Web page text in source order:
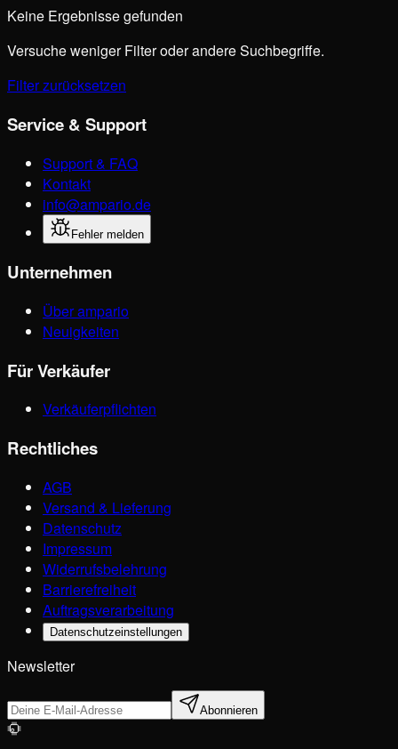
Keine Ergebnisse gefunden
Versuche weniger Filter oder andere Suchbegriffe.
Filter zurücksetzen
Service & Support
Support & FAQ
Kontakt
info@ampario.de
Fehler melden
Unternehmen
Über ampario
Neuigkeiten
Für Verkäufer
Verkäuferpflichten
Rechtliches
AGB
Versand & Lieferung
Datenschutz
Impressum
Widerrufsbelehrung
Barrierefreiheit
Auftragsverarbeitung
Datenschutzeinstellungen
Newsletter
Abonnieren